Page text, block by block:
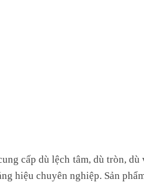
cấp dù lệch tâm, dù tròn,
hiệu chuyên nghiệp. Sản